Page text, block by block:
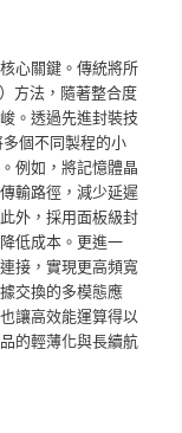
心關鍵。傳統將所
方法，隨著整合度
。透過先進封裝技
個不同製程的小
例如，將記憶體晶
輸路徑，減少延遲
外，採用面板級封
低成本。更進一
接，實現更高頻寬
交換的多模態應
讓高效能運算得以
的輕薄化與長續航